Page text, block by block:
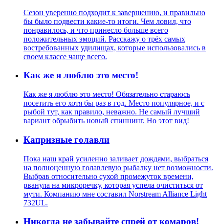
Сезон уверенно подходит к завершению, и правильно
бы было подвести какие-то итоги. Чем ловил, что
понравилось, и что принесло больше всего
положительных эмоций. Расскажу о трёх самых
востребованных удилищах, которые использовались в
своем классе чаще всего.
Как же я люблю это место!
Как же я люблю это место! Обязательно стараюсь
посетить его хотя бы раз в год. Место популярное, и с
рыбой тут, как правило, неважно. Не самый лучший
вариант обрыбить новый спиннинг. Но этот вид!
Капризные голавли
Пока наш край усиленно заливает дождями, выбраться
на полноценную голавлевую рыбалку нет возможности.
Выбрав относительно сухой промежуток времени,
рванула на микроречку, которая успела очиститься от
мути. Компанию мне составил Norstream Alliance Light
732UL.
Никогда не забывайте спрей от комаров!